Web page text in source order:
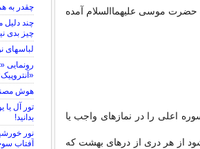
موسى علیهماالسلام آمده
اعلی را در نمازهای واجب یا
از هر دری از درهای بهشت که
چقدر به
چند دلیل
چیز بدی
لباس‎های نو و تمیز هم می‌توانند بیماری‌زا باشند!
رونمایی
هوش
تور آل
بدانید!
نور
آفتاب